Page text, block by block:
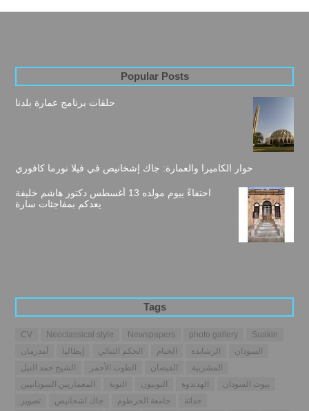
Popular Posts
حلقات برنامج عمارة بلدنا
حوار الكاميرا والعمارة: جاك إشخانيص في فيلا نورما كافوري
احتفاءً بيوم مولده 13 أغسطس دكتور هاشم خليفة
يعدكم بمفاجئات سارة
Tags
CV Neoclassical style Newspapers photo gallery
Suakin
أمدرمان
إيطاليا الحكم الثنائي الخيام الرشايدة
السودان
الشيخ حمد النيل
الطوب الأحمر الفيضان
المشربية
المعماريين السودانيين
النوبة النوبيون الهدندوة
بيوت السودان
تصوير
جاك اشخانيص جامعة الخرطوم
حداثة